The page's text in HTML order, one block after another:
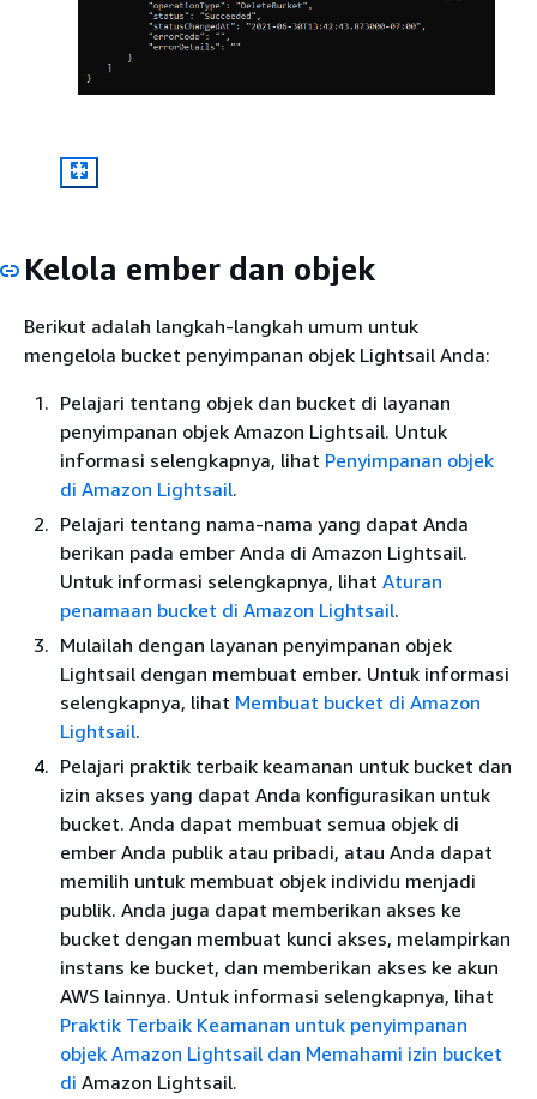
Kelola ember dan objek
Berikut adalah langkah-langkah umum untuk
mengelola bucket penyimpanan objek Lightsail Anda:
Pelajari tentang objek dan bucket di layanan
penyimpanan objek Amazon Lightsail. Untuk
informasi selengkapnya, lihat Penyimpanan objek
di Amazon Lightsail.
Pelajari tentang nama-nama yang dapat Anda
berikan pada ember Anda di Amazon Lightsail.
Untuk informasi selengkapnya, lihat Aturan
penamaan bucket di Amazon Lightsail.
Mulailah dengan layanan penyimpanan objek
Lightsail dengan membuat ember. Untuk informasi
selengkapnya, lihat Membuat bucket di Amazon
Lightsail.
Pelajari praktik terbaik keamanan untuk bucket dan
izin akses yang dapat Anda konfigurasikan untuk
bucket. Anda dapat membuat semua objek di
ember Anda publik atau pribadi, atau Anda dapat
memilih untuk membuat objek individu menjadi
publik. Anda juga dapat memberikan akses ke
bucket dengan membuat kunci akses, melampirkan
instans ke bucket, dan memberikan akses ke akun
AWS lainnya. Untuk informasi selengkapnya, lihat
Praktik Terbaik Keamanan untuk penyimpanan
objek Amazon Lightsail dan Memahami izin bucket
di Amazon Lightsail.